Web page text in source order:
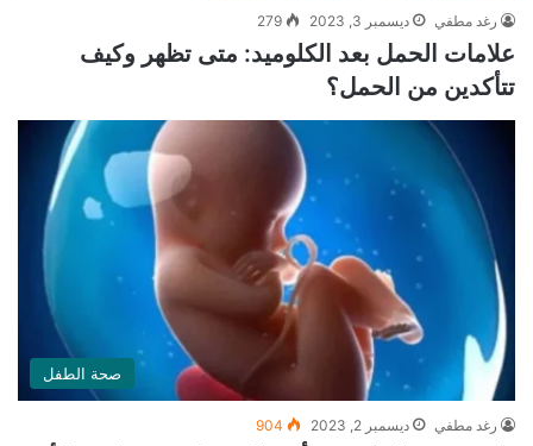
رغد مطفي ديسمبر 3, 2023 279
علامات الحمل بعد الكلوميد: متى تظهر وكيف
تتأكدين من الحمل؟
صحة الطفل
رغد مطفي ديسمبر 2, 2023 904